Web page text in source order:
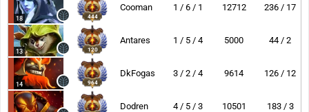
18 444
Cooman 1 / 6 / 1 12712 236 / 17
13 120
Antares 1 / 5 / 4 5000 44 / 2
14 964
DkFogas 3 / 2 / 4 9614 126 / 12
Dodren 4 / 5 / 3 10501 183 / 3